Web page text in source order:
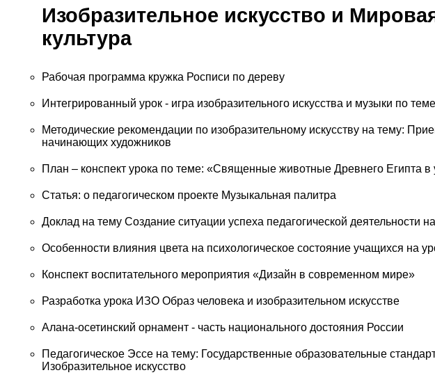
Изобразительное искусство и
культура
Рабочая программа кружка Росписи по дереву
Интегрированный урок - игра изобразительного искусства и музыки по
Методические рекомендации по изобразительному искусству на тему:
начинающих художников
План – конспект урока по теме: «Священные животные Древнего Египта
Статья: о педагогическом проекте Музыкальная палитра
Доклад на тему Создание ситуации успеха педагогической деятельности
Особенности влияния цвета на психологическое состояние учащихся на
Конспект воспитательного мероприятия «Дизайн в современном мире»
Разработка урока ИЗО Образ человека и изобразительном искусстве
Алана-осетинский орнамент - часть национального достояния России
Педагогическое Эссе на тему: Государственные образовательные
Изобразительное искусство